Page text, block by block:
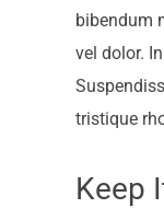
bibendum
vel dolor.
tristique
Keep